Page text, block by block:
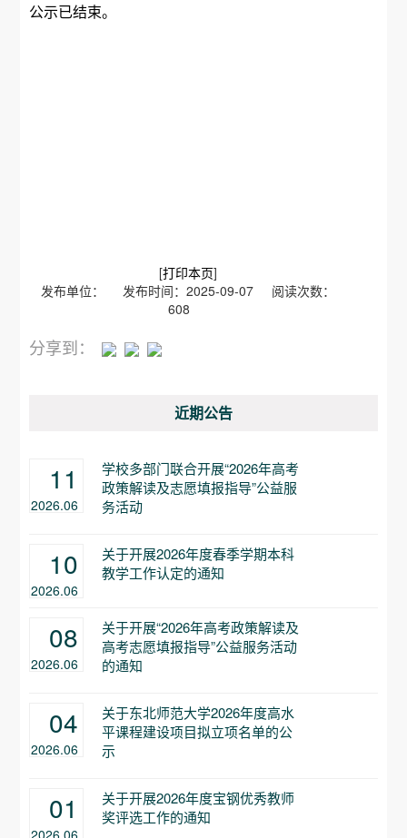
公示已结束。
[打印本页]
发布单位： 发布时间：2025-09-07 阅读次数：
608
分享到：
近期公告
11
2026.06
学校多部门联合开展“2026年高考
政策解读及志愿填报指导”公益服
务活动
10
2026.06
关于开展2026年度春季学期本科
教学工作认定的通知
08
2026.06
关于开展“2026年高考政策解读及
高考志愿填报指导”公益服务活动
的通知
04
2026.06
关于东北师范大学2026年度高水
平课程建设项目拟立项名单的公
示
01
2026.06
关于开展2026年度宝钢优秀教师
奖评选工作的通知